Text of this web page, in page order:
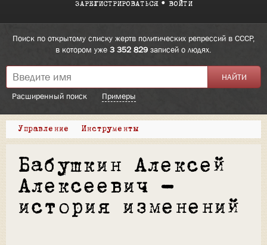
ЗАРЕГИСТРИРОВАТЬСЯ ВОЙТИ
Поиск по открытому списку жертв политических репрессий в СССР,
в котором уже 3 352 829 записей о людях.
Расширенный поиск Примеры
Управление Инструменты
Бабушкин Алексей
Алексеевич —
история изменений